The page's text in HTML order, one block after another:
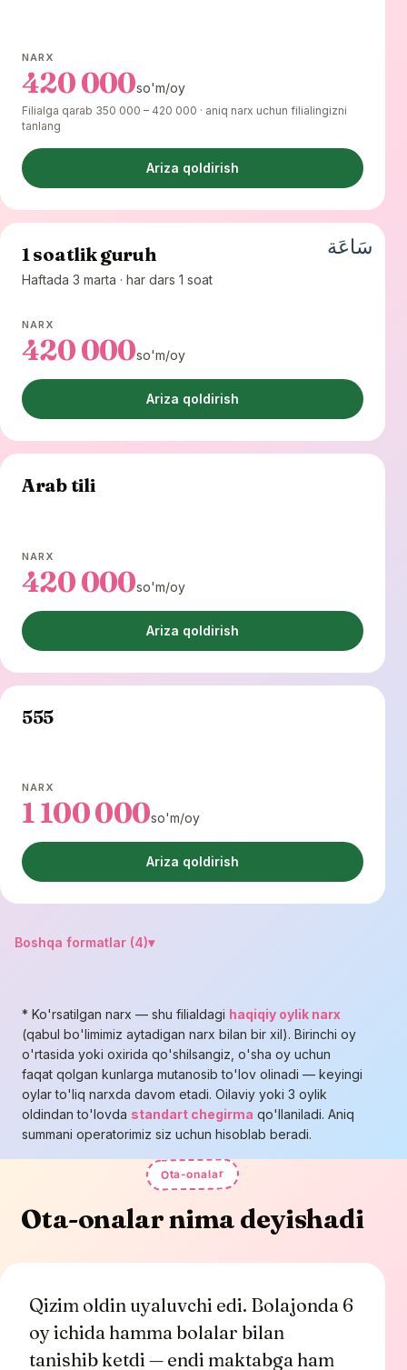
NARX
420 000so'm/oy
Filialga qarab 350 000 – 420 000 · aniq narx uchun filialingizni
tanlang
Ariza qoldirish
سَاعَة 1 soatlik guruh
Haftada 3 marta · har dars 1 soat
NARX
420 000so'm/oy
Ariza qoldirish
Arab tili
NARX
420 000so'm/oy
Ariza qoldirish
555
NARX
1 100 000so'm/oy
Ariza qoldirish
Boshqa formatlar (4)
* Ko'rsatilgan narx — shu filialdagi haqiqiy oylik narx
(qabul bo'limimiz aytadigan narx bilan bir xil). Birinchi oy
o'rtasida yoki oxirida qo'shilsangiz, o'sha oy uchun
faqat qolgan kunlarga mutanosib to'lov olinadi — keyingi
oylar to'liq narxda davom etadi. Oilaviy yoki 3 oylik
oldindan to'lovda standart chegirma qo'llaniladi. Aniq
summani operatorimiz siz uchun hisoblab beradi.
Ota-onalar
Ota-onalar nima deyishadi
Qizim oldin uyaluvchi edi. Bolajonda 6
oy ichida hamma bolalar bilan
tanishib ketdi — endi maktabga ham